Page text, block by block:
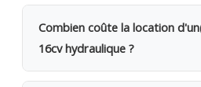
Combien coûte la location
16cv hydraulique ?
La location d'un(e)